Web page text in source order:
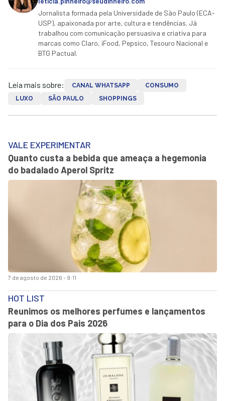
Jornalista formada pela Universidade de São Paulo (ECA-
USP), apaixonada por arte, cultura e tendências. Já
trabalhou com comunicação persuasiva e criativa para
marcas como Claro, iFood, Pepsico, Tesouro Nacional e
BTG Pactual.
Leia mais sobre: CANAL WHATSAPP
CONSUMO
LUXO
SÃO PAULO SHOPPINGS
7 de agosto de 2026 - 9:11
VALE EXPERIMENTAR
Quanto custa a bebida que ameaça a hegemonia
do badalado Aperol Spritz
HOT LIST
Reunimos os melhores perfumes e lançamentos
para o Dia dos Pais 2026